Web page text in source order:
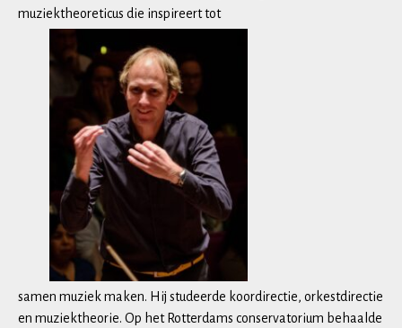
muziektheoreticus die inspireert tot
samen muziek maken. Hij studeerde koordirectie, orkestdirectie
en muziektheorie. Op het Rotterdams conservatorium behaalde